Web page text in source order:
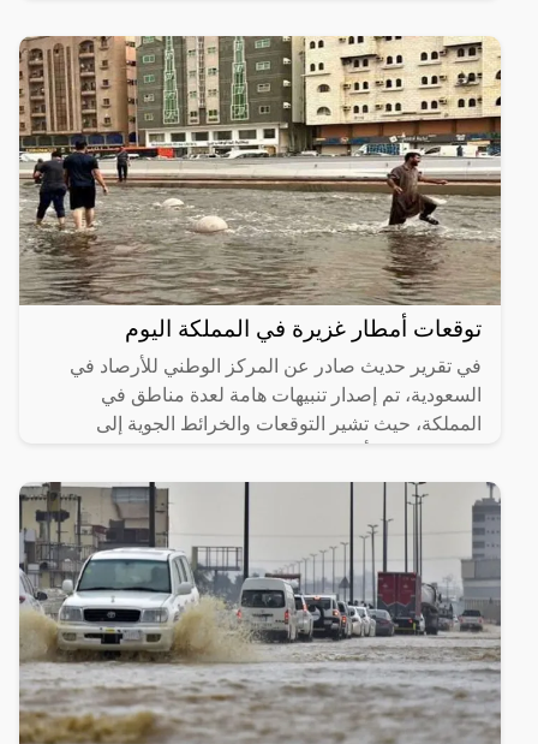
توقعات أمطار غزيرة في المملكة اليوم
في تقرير حديث صادر عن المركز الوطني للأرصاد في
السعودية، تم إصدار تنبيهات هامة لعدة مناطق في
المملكة، حيث تشير التوقعات والخرائط الجوية إلى